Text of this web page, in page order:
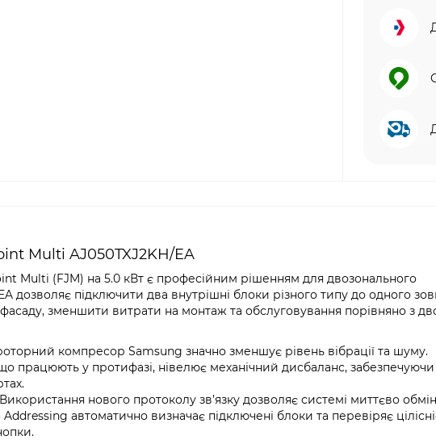
Multi AJ050TXJ2KH/EA
Multi (FJM) на 5.0 кВт є професійним рішенням для двозонального
дозволяє підключити два внутрішні блоки різного типу до одного
зменшити витрати на монтаж та обслуговування порівняно з
компресор Samsung значно зменшує рівень вібрації та шуму.
працюють у протифазі, нівелює механічний дисбаланс, забезпечуючи
Використання нового протоколу зв’язку дозволяє системі миттєво
автоматично визначає підключені блоки та перевіряє